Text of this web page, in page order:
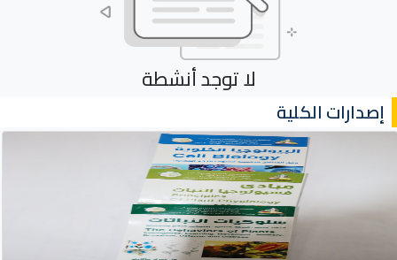
لا توجد أنشطة
إصدارات الكلية